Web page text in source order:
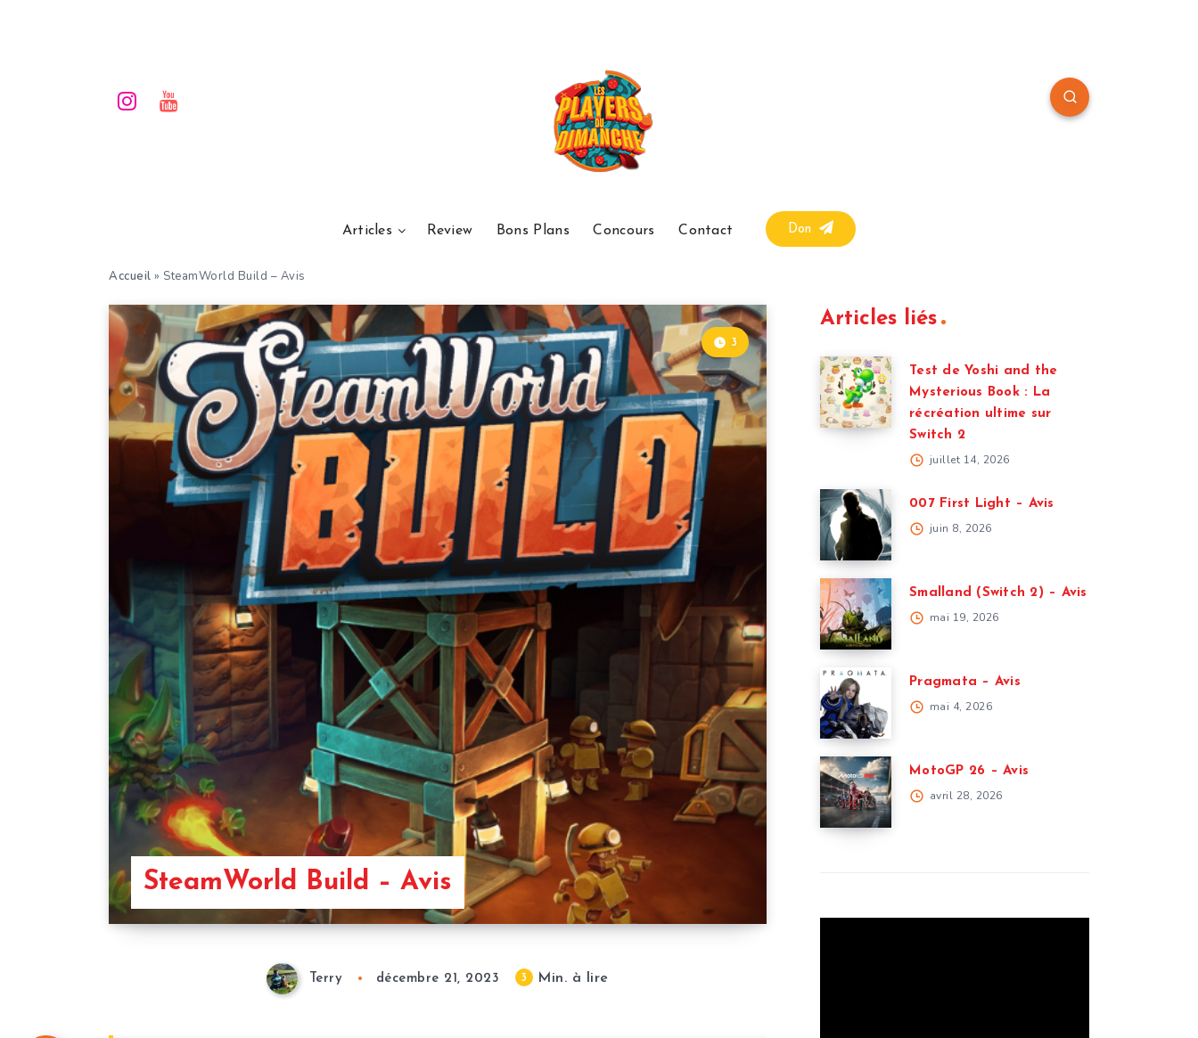
Articles Review Bons Plans Concours Contact Don
Accueil » SteamWorld Build – Avis
SteamWorld Build – Avis
3
Terry décembre 21, 2023 3 Min. à lire
Articles liés
Test de Yoshi and the
Mysterious Book : La
récréation ultime sur
Switch 2
juillet 14, 2026
007 First Light – Avis
juin 8, 2026
Smalland (Switch 2) – Avis
mai 19, 2026
Pragmata – Avis
mai 4, 2026
MotoGP 26 – Avis
avril 28, 2026